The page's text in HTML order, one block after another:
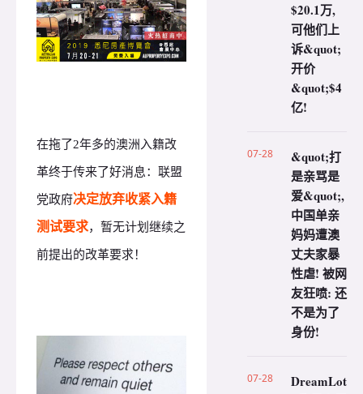
在拖了2年多的澳洲入籍改
革终于传来了好消息：联盟
党政府决定放弃收紧入籍
测试要求，暂无计划继续之
前提出的改革要求！
$20.1万,
可他们上
诉&quot;
开价
&quot;$4
亿!
07-28
&quot;打
是亲骂是
爱&quot;,
中国单亲
妈妈遭澳
丈夫家暴
性虐! 被网
友狂喷: 还
不是为了
身份!
07-28
DreamLot